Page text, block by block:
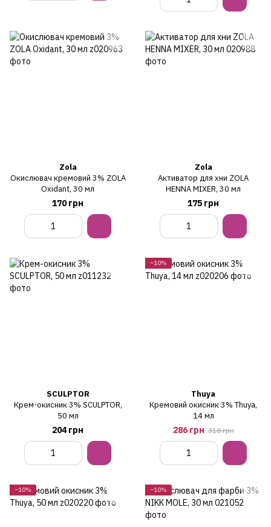
Zola
Окислювач кремовий 3% ZOLA
Oxidant, 30 мл
170 грн
Zola
Активатор для хни ZOLA
HENNA MIXER, 30 мл
175 грн
SCULPTOR
Крем-окисник 3% SCULPTOR,
50 мл
204 грн
−10%
Thuya
Кремовий окисник 3% Thuya,
14 мл
286 грн 318 грн
−10% −10%